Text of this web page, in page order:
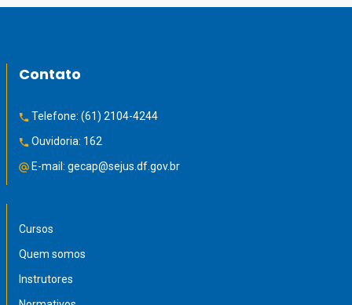
Contato
Telefone: (61) 2104-4244
Ouvidoria: 162
E-mail: gecap@sejus.df.gov.br
Cursos
Quem somos
Instrutores